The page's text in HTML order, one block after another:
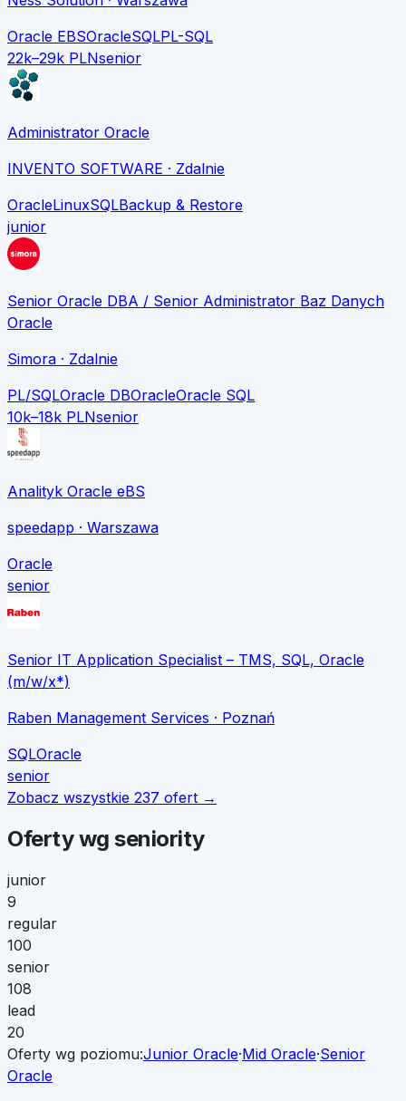
Oracle EBSOracleSQLPL-SQL
22k–29k PLNsenior
Administrator Oracle
INVENTO SOFTWARE · Zdalnie
OracleLinuxSQLBackup & Restore
junior
Senior Oracle DBA / Senior Administrator Baz Danych
Oracle
Simora · Zdalnie
PL/SQLOracle DBOracleOracle SQL
10k–18k PLNsenior
Analityk Oracle eBS
speedapp · Warszawa
Oracle
senior
Senior IT Application Specialist – TMS, SQL, Oracle
(m/w/x*)
Raben Management Services · Poznań
SQLOracle
senior
Zobacz wszystkie 237 ofert →
Oferty wg seniority
junior
9
regular
100
senior
108
lead
20
Oferty wg poziomu:Junior Oracle·Mid Oracle·Senior
Oracle